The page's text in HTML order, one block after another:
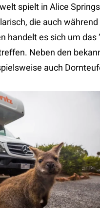
spielt in Alice
die auch
handelt es sich um das
Neben den
auch